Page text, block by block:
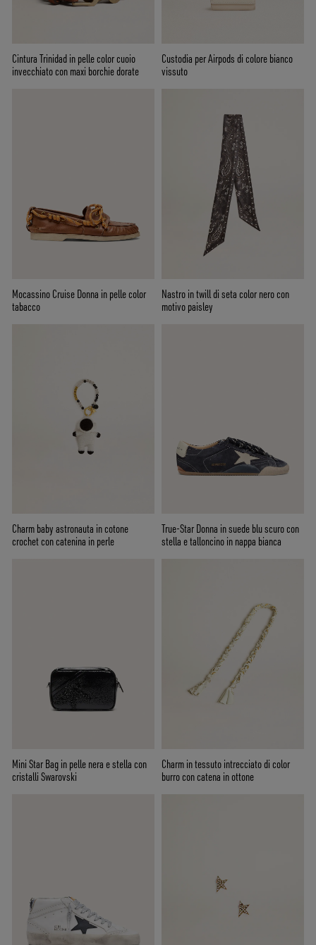
Cintura Trinidad in pelle color cuoio
invecchiato con maxi borchie dorate
Custodia per Airpods di colore bianco
vissuto
Mocassino Cruise Donna in pelle color
tabacco
Nastro in twill di seta color nero con
motivo paisley
Charm baby astronauta in cotone
crochet con catenina in perle
True-Star Donna in suede blu scuro con
stella e talloncino in nappa bianca
Mini Star Bag in pelle nera e stella con
cristalli Swarovski
Charm in tessuto intrecciato di color
burro con catena in ottone